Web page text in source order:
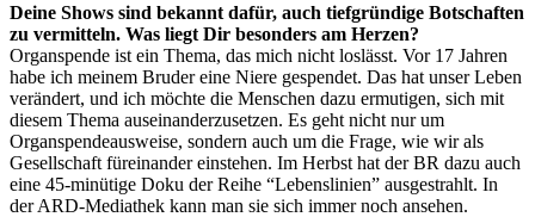
Deine Shows sind bekannt dafür, auch tiefgründige Botschaften
zu vermitteln. Was liegt Dir besonders am Herzen?
Organspende ist ein Thema, das mich nicht loslässt. Vor 17 Jahren
habe ich meinem Bruder eine Niere gespendet. Das hat unser Leben
verändert, und ich möchte die Menschen dazu ermutigen, sich mit
diesem Thema auseinanderzusetzen. Es geht nicht nur um
Organspendeausweise, sondern auch um die Frage, wie wir als
Gesellschaft füreinander einstehen. Im Herbst hat der BR dazu auch
eine 45-minütige Doku der Reihe “Lebenslinien” ausgestrahlt. In
der ARD-Mediathek kann man sie sich immer noch ansehen.